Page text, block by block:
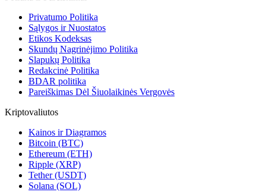
Privatumo Politika
Sąlygos ir Nuostatos
Etikos Kodeksas
Skundų Nagrinėjimo Politika
Slapukų Politika
Redakcinė Politika
BDAR politika
Pareiškimas Dėl Šiuolaikinės Vergovės
Kriptovaliutos
Kainos ir Diagramos
Bitcoin (BTC)
Ethereum (ETH)
Ripple (XRP)
Tether (USDT)
Solana (SOL)